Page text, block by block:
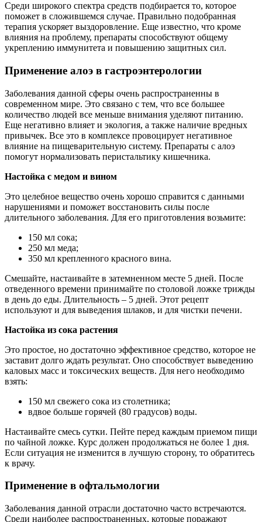
Среди широкого спектра средств подбирается то, которое
поможет в сложившемся случае. Правильно подобранная
терапия ускоряет выздоровление. Еще известно, что кроме
влияния на проблему, препараты способствуют общему
укреплению иммунитета и повышению защитных сил.
Применение алоэ в гастроэнтерологии
Заболевания данной сферы очень распространенны в
современном мире. Это связано с тем, что все большее
количество людей все меньше внимания уделяют питанию.
Еще негативно влияет и экология, а также наличие вредных
привычек. Все это в комплексе провоцирует негативное
влияние на пищеварительную систему. Препараты с алоэ
помогут нормализовать перистальтику кишечника.
Настойка с медом и вином
Это целебное вещество очень хорошо справится с данными
нарушениями и поможет восстановить силы после
длительного заболевания. Для его приготовления возьмите:
150 мл сока;
250 мл меда;
350 мл крепленного красного вина.
Смешайте, настаивайте в затемненном месте 5 дней. После
отведенного времени принимайте по столовой ложке трижды
в день до еды. Длительность – 5 дней. Этот рецепт
используют и для выведения шлаков, и для чистки печени.
Настойка из сока растения
Это простое, но достаточно эффективное средство, которое не
заставит долго ждать результат. Оно способствует выведению
каловых масс и токсических веществ. Для него необходимо
взять:
150 мл свежего сока из столетника;
вдвое больше горячей (80 градусов) воды.
Настаивайте смесь сутки. Пейте перед каждым приемом пищи
по чайной ложке. Курс должен продолжаться не более 1 дня.
Если ситуация не изменится в лучшую сторону, то обратитесь
к врачу.
Применение в офтальмологии
Заболевания данной отрасли достаточно часто встречаются.
Среди наиболее распространенных, которые поражают